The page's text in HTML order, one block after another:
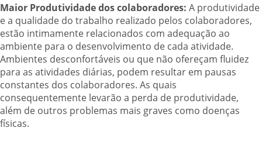
Maior Produtividade dos colaboradores: A produtividade
e a qualidade do trabalho realizado pelos colaboradores,
estão intimamente relacionados com adequação ao
ambiente para o desenvolvimento de cada atividade.
Ambientes desconfortáveis ou que não ofereçam fluidez
para as atividades diárias, podem resultar em pausas
constantes dos colaboradores. As quais
consequentemente levarão a perda de produtividade,
além de outros problemas mais graves como doenças
físicas.